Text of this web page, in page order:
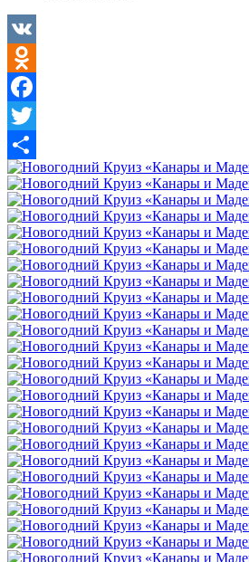
VK
Odnoklassniki
Facebook
Twitter
Отправить